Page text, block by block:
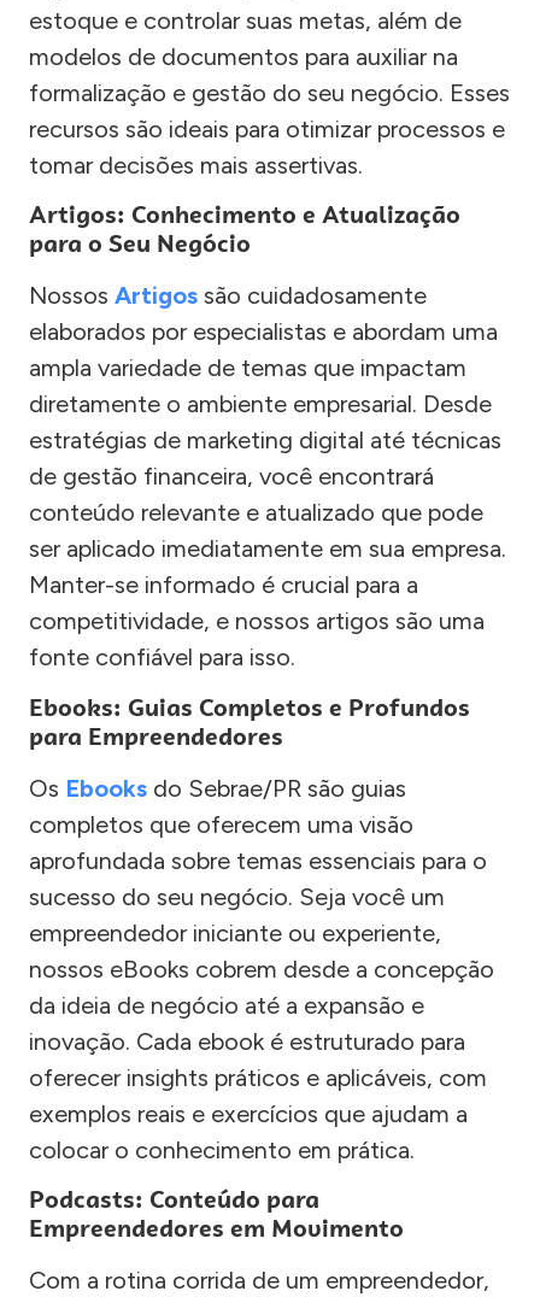
estoque e controlar suas metas, além de
modelos de documentos para auxiliar na
formalização e gestão do seu negócio. Esses
recursos são ideais para otimizar processos e
tomar decisões mais assertivas.
Artigos: Conhecimento e Atualização
para o Seu Negócio
Nossos Artigos são cuidadosamente
elaborados por especialistas e abordam uma
ampla variedade de temas que impactam
diretamente o ambiente empresarial. Desde
estratégias de marketing digital até técnicas
de gestão financeira, você encontrará
conteúdo relevante e atualizado que pode
ser aplicado imediatamente em sua empresa.
Manter-se informado é crucial para a
competitividade, e nossos artigos são uma
fonte confiável para isso.
Ebooks: Guias Completos e Profundos
para Empreendedores
Os Ebooks do Sebrae/PR são guias
completos que oferecem uma visão
aprofundada sobre temas essenciais para o
sucesso do seu negócio. Seja você um
empreendedor iniciante ou experiente,
nossos eBooks cobrem desde a concepção
da ideia de negócio até a expansão e
inovação. Cada ebook é estruturado para
oferecer insights práticos e aplicáveis, com
exemplos reais e exercícios que ajudam a
colocar o conhecimento em prática.
Podcasts: Conteúdo para
Empreendedores em Movimento
Com a rotina corrida de um empreendedor,